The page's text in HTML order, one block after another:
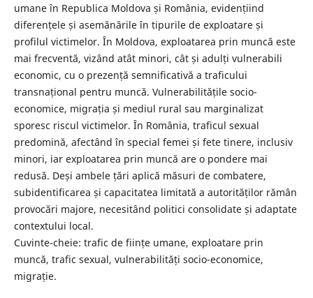
umane în Republica Moldova și România, evidențiind
diferențele și asemănările în tipurile de exploatare și
profilul victimelor. În Moldova, exploatarea prin muncă este
mai frecventă, vizând atât minori, cât și adulți vulnerabili
economic, cu o prezență semnificativă a traficului
transnațional pentru muncă. Vulnerabilitățile socio-
economice, migrația și mediul rural sau marginalizat
sporesc riscul victimelor. În România, traficul sexual
predomină, afectând în special femei și fete tinere, inclusiv
minori, iar exploatarea prin muncă are o pondere mai
redusă. Deși ambele țări aplică măsuri de combatere,
subidentificarea și capacitatea limitată a autorităților rămân
provocări majore, necesitând politici consolidate și adaptate
contextului local.
Cuvinte-cheie: trafic de ființe umane, exploatare prin
muncă, trafic sexual, vulnerabilități socio-economice,
migrație.